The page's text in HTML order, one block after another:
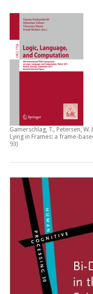
Gamerschlag, T., Petersen,
Lying in Frames: a frame-
93)